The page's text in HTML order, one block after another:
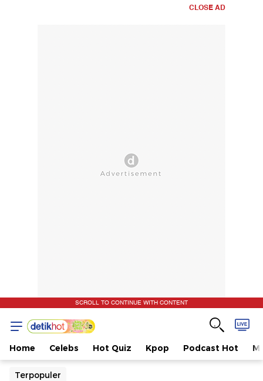
CLOSE AD
SCROLL TO CONTINUE WITH CONTENT
Home Celebs Hot Quiz Kpop Podcast Hot
Terpopuler